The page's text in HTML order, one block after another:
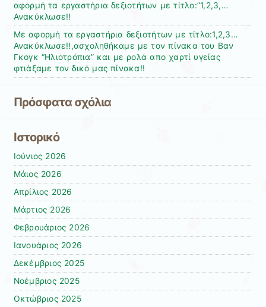
αφορμή τα εργαστήρια δεξιοτήτων με τίτλο:”1,2,3,…
Ανακύκλωσε!!
Με αφορμή τα εργαστήρια δεξιοτήτων με τίτλο:1,2,3…
Ανακύκλωσε!!,ασχοληθήκαμε με τον πίνακα του Βαν
Γκογκ “Ηλιοτρόπια” και με ρολά απο χαρτί υγείας
φτιάξαμε τον δικό μας πίνακα!!
Πρόσφατα σχόλια
Ιστορικό
Ιούνιος 2026
Μάιος 2026
Απρίλιος 2026
Μάρτιος 2026
Φεβρουάριος 2026
Ιανουάριος 2026
Δεκέμβριος 2025
Νοέμβριος 2025
Οκτώβριος 2025